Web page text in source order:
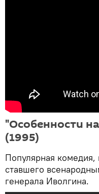
"Особенности
(1995)
Популярная комедия,
ставшего
генерала Иволгина.